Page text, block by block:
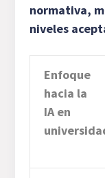
normativa,
niveles
Enfoque
hacia la
IA en